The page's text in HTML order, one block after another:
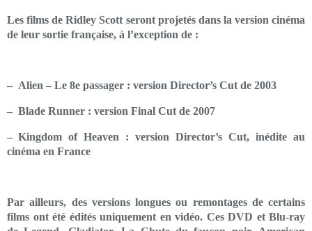
Les films de Ridley Scott seront projetés dans la version cinéma
de leur sortie française, à l’exception de :
– Alien – Le 8e passager : version Director’s Cut de 2003
– Blade Runner : version Final Cut de 2007
– Kingdom of Heaven : version Director’s Cut, inédite au
cinéma en France
Par ailleurs, des versions longues ou remontages de certains
films ont été édités uniquement en vidéo. Ces DVD et Blu-ray